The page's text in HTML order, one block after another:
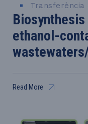
Transferència
ethanol-
Read More